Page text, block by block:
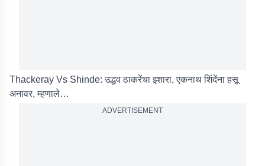
Thackeray Vs Shinde: उद्धव ठाकरेंचा इशारा, एकनाथ शिंदेंना हसू
अनावर, म्हणाले…
ADVERTISEMENT